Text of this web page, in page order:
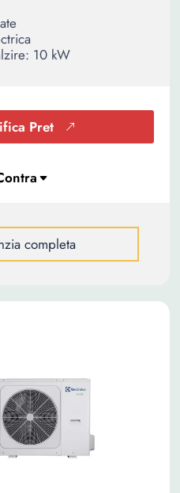
10 kW
Pret
completa